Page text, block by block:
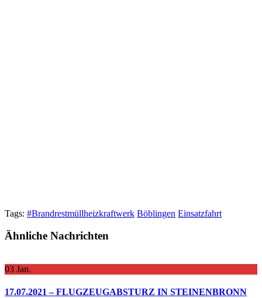
Tags: #Brandrestmüllheizkraftwerk Böblingen Einsatzfahrt
Ähnliche Nachrichten
03 Jan.
17.07.2021 – FLUGZEUGABSTURZ IN STEINENBRONN